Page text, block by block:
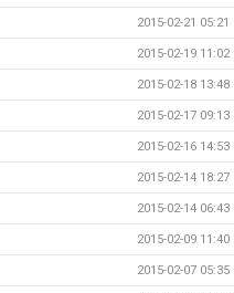
2015-02-21 05:21
2015-02-19 11:02
2015-02-18 13:48
2015-02-17 09:13
2015-02-16 14:53
2015-02-14 18:27
2015-02-14 06:43
2015-02-09 11:40
2015-02-07 05:35